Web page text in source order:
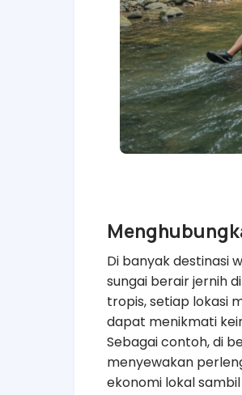
Di banyak destinasi
sungai berair jernih
tropis, setiap lokasi
dapat menikmati
Sebagai contoh, di
menyewakan
ekonomi lokal